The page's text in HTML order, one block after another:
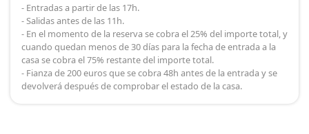
- Entradas a partir de las 17h.
- Salidas antes de las 11h.
- En el momento de la reserva se cobra el 25% del importe total, y
cuando quedan menos de 30 días para la fecha de entrada a la
casa se cobra el 75% restante del importe total.
- Fianza de 200 euros que se cobra 48h antes de la entrada y se
devolverá después de comprobar el estado de la casa.